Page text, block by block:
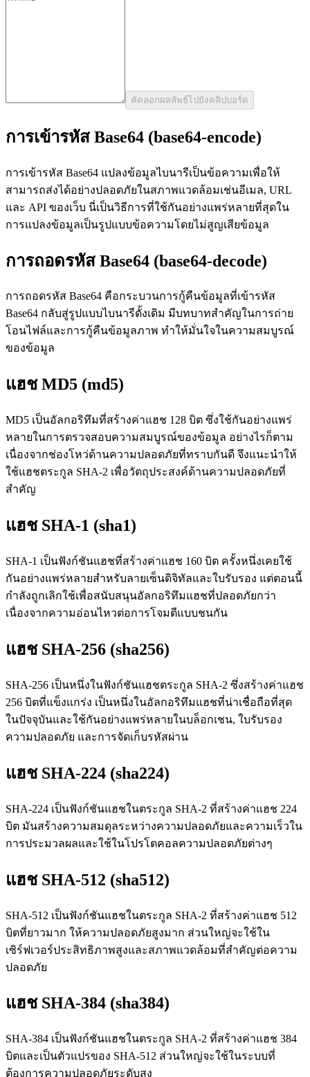
คัดลอกผลลัพธ์ไปยังคลิปบอร์ด
การเข้ารหัส Base64 (base64-encode)
การเข้ารหัส Base64 แปลงข้อมูลไบนารีเป็นข้อความเพื่อให้
สามารถส่งได้อย่างปลอดภัยในสภาพแวดล้อมเช่นอีเมล, URL
และ API ของเว็บ นี่เป็นวิธีการที่ใช้กันอย่างแพร่หลายที่สุดใน
การแปลงข้อมูลเป็นรูปแบบข้อความโดยไม่สูญเสียข้อมูล
การถอดรหัส Base64 (base64-decode)
การถอดรหัส Base64 คือกระบวนการกู้คืนข้อมูลที่เข้ารหัส
Base64 กลับสู่รูปแบบไบนารีดั้งเดิม มีบทบาทสำคัญในการถ่าย
โอนไฟล์และการกู้คืนข้อมูลภาพ ทำให้มั่นใจในความสมบูรณ์
ของข้อมูล
แฮช MD5 (md5)
MD5 เป็นอัลกอริทึมที่สร้างค่าแฮช 128 บิต ซึ่งใช้กันอย่างแพร่
หลายในการตรวจสอบความสมบูรณ์ของข้อมูล อย่างไรก็ตาม
เนื่องจากช่องโหว่ด้านความปลอดภัยที่ทราบกันดี จึงแนะนำให้
ใช้แฮชตระกูล SHA-2 เพื่อวัตถุประสงค์ด้านความปลอดภัยที่
สำคัญ
แฮช SHA-1 (sha1)
SHA-1 เป็นฟังก์ชันแฮชที่สร้างค่าแฮช 160 บิต ครั้งหนึ่งเคยใช้
กันอย่างแพร่หลายสำหรับลายเซ็นดิจิทัลและใบรับรอง แต่ตอนนี้
กำลังถูกเลิกใช้เพื่อสนับสนุนอัลกอริทึมแฮชที่ปลอดภัยกว่า
เนื่องจากความอ่อนไหวต่อการโจมตีแบบชนกัน
แฮช SHA-256 (sha256)
SHA-256 เป็นหนึ่งในฟังก์ชันแฮชตระกูล SHA-2 ซึ่งสร้างค่าแฮช
256 บิตที่แข็งแกร่ง เป็นหนึ่งในอัลกอริทึมแฮชที่น่าเชื่อถือที่สุด
ในปัจจุบันและใช้กันอย่างแพร่หลายในบล็อกเชน, ใบรับรอง
ความปลอดภัย และการจัดเก็บรหัสผ่าน
แฮช SHA-224 (sha224)
SHA-224 เป็นฟังก์ชันแฮชในตระกูล SHA-2 ที่สร้างค่าแฮช 224
บิต มันสร้างความสมดุลระหว่างความปลอดภัยและความเร็วใน
การประมวลผลและใช้ในโปรโตคอลความปลอดภัยต่างๆ
แฮช SHA-512 (sha512)
SHA-512 เป็นฟังก์ชันแฮชในตระกูล SHA-2 ที่สร้างค่าแฮช 512
บิตที่ยาวมาก ให้ความปลอดภัยสูงมาก ส่วนใหญ่จะใช้ใน
เซิร์ฟเวอร์ประสิทธิภาพสูงและสภาพแวดล้อมที่สำคัญต่อความ
ปลอดภัย
แฮช SHA-384 (sha384)
SHA-384 เป็นฟังก์ชันแฮชในตระกูล SHA-2 ที่สร้างค่าแฮช 384
บิตและเป็นตัวแปรของ SHA-512 ส่วนใหญ่จะใช้ในระบบที่
ต้องการความปลอดภัยระดับสูง